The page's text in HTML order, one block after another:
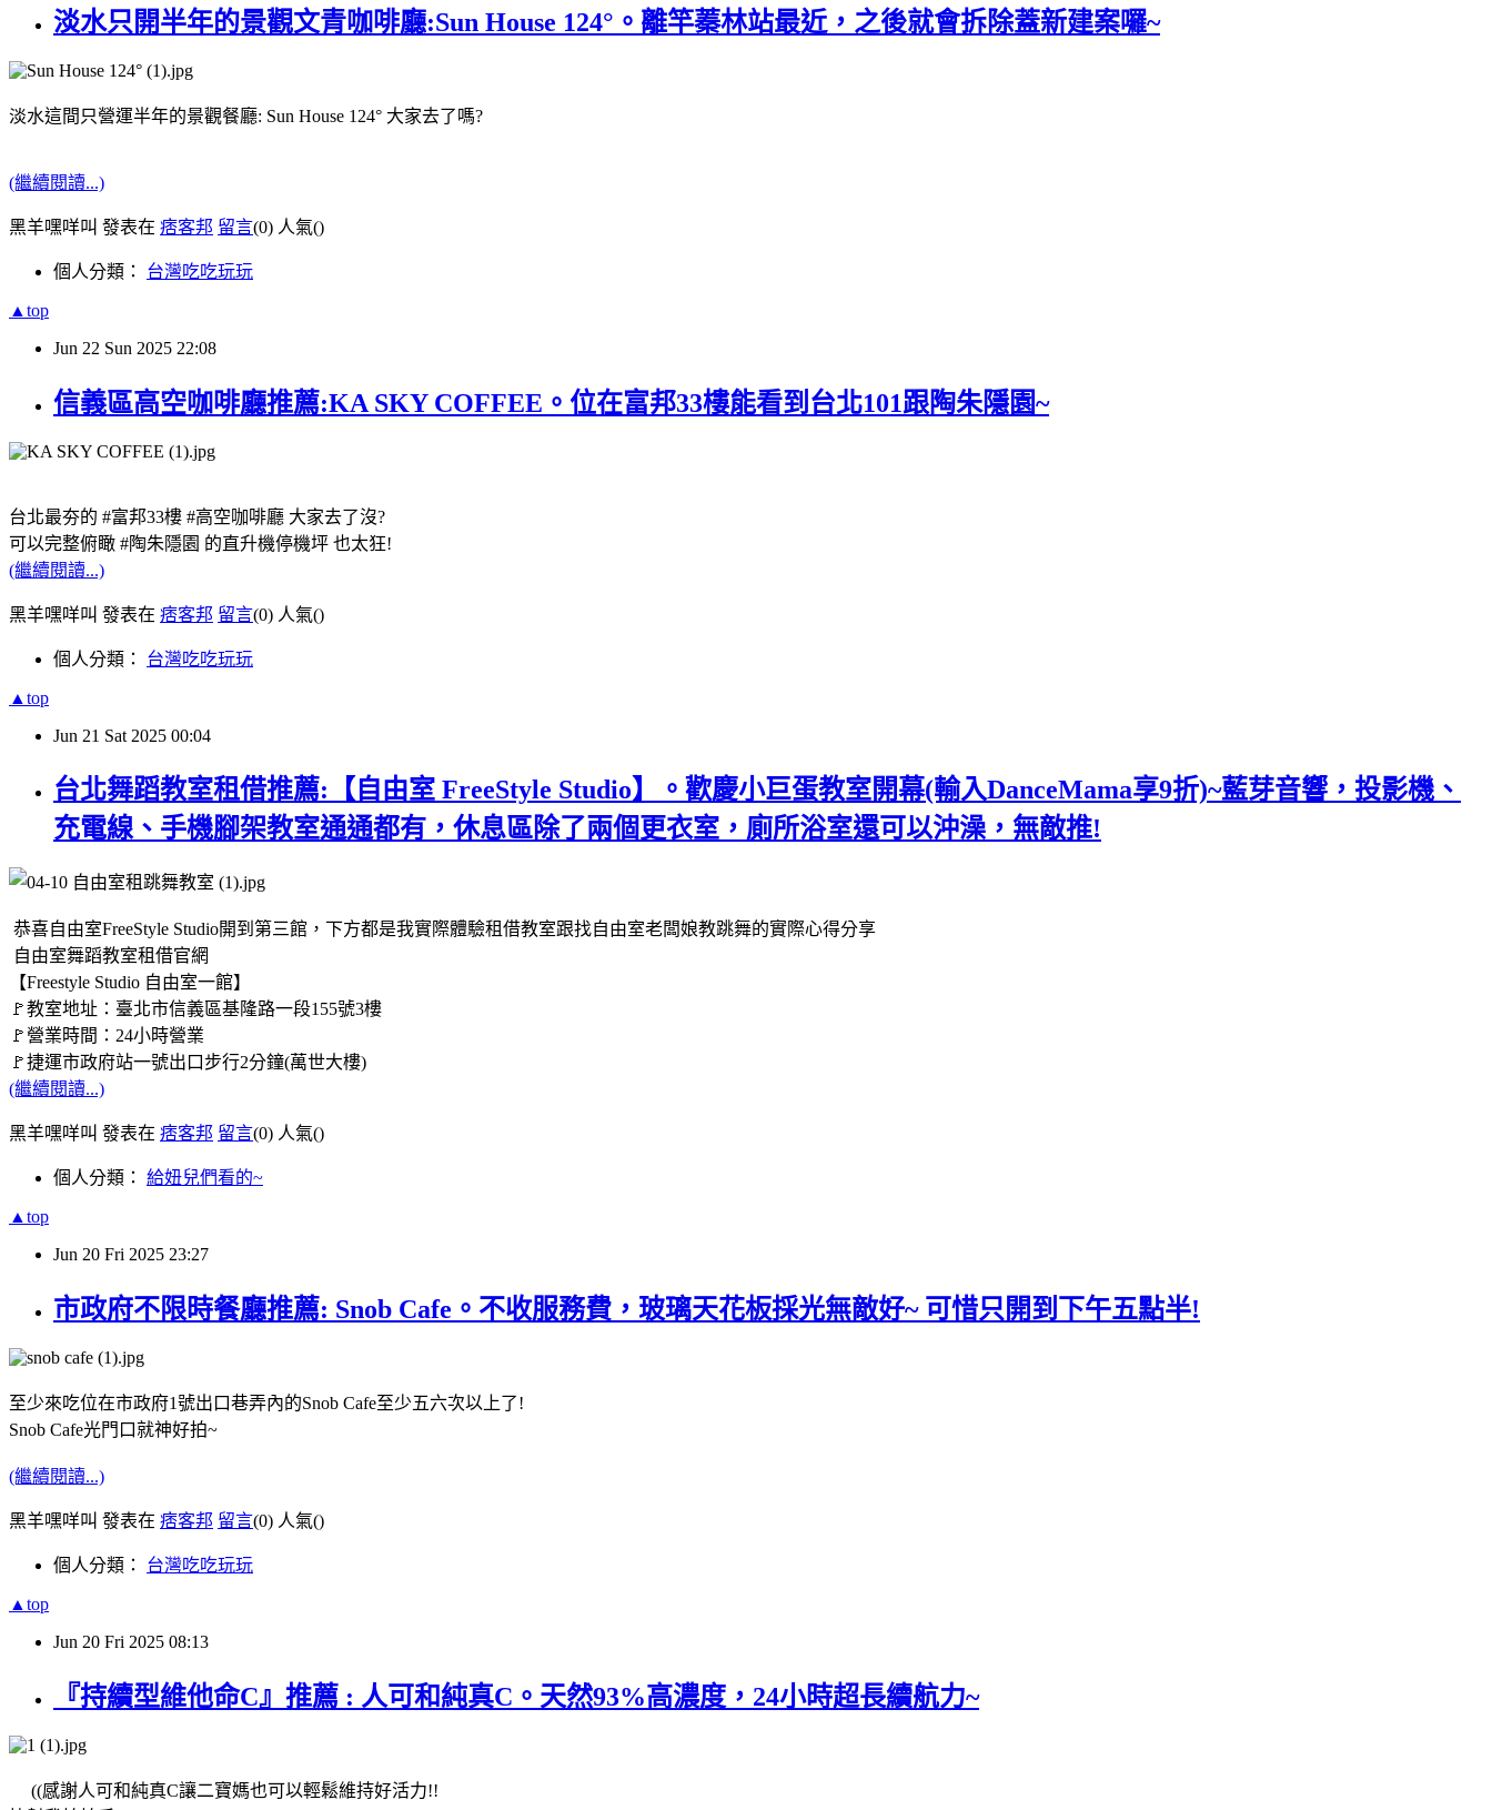
淡水只開半年的景觀文青咖啡廳:Sun House 124°。離竿蓁林站最近，之後就會拆除蓋新建案囉~
淡水這間只營運半年的景觀餐廳: Sun House 124° 大家去了嗎?
(繼續閱讀...)
黑羊嘿咩叫 發表在 痞客邦 留言(0) 人氣()
個人分類： 台灣吃吃玩玩
▲top
Jun 22 Sun 2025 22:08
信義區高空咖啡廳推薦:KA SKY COFFEE。位在富邦33樓能看到台北101跟陶朱隱園~
台北最夯的 #富邦33樓 #高空咖啡廳 大家去了沒?
可以完整俯瞰 #陶朱隱園 的直升機停機坪 也太狂!
(繼續閱讀...)
黑羊嘿咩叫 發表在 痞客邦 留言(0) 人氣()
個人分類： 台灣吃吃玩玩
▲top
Jun 21 Sat 2025 00:04
台北舞蹈教室租借推薦:【自由室 FreeStyle Studio】。歡慶小巨蛋教室開幕(輸入DanceMama享9折)~藍芽音響，投影機、
充電線、手機腳架教室通通都有，休息區除了兩個更衣室，廁所浴室還可以沖澡，無敵推!
恭喜自由室FreeStyle Studio開到第三館，下方都是我實際體驗租借教室跟找自由室老闆娘教跳舞的實際心得分享
自由室舞蹈教室租借官網
【Freestyle Studio 自由室一館】
🚩教室地址：臺北市信義區基隆路一段155號3樓
🚩營業時間：24小時營業
🚩捷運市政府站一號出口步行2分鐘(萬世大樓)
(繼續閱讀...)
黑羊嘿咩叫 發表在 痞客邦 留言(0) 人氣()
個人分類： 給妞兒們看的~
▲top
Jun 20 Fri 2025 23:27
市政府不限時餐廳推薦: Snob Cafe。不收服務費，玻璃天花板採光無敵好~ 可惜只開到下午五點半!
至少來吃位在市政府1號出口巷弄內的Snob Cafe至少五六次以上了!
Snob Cafe光門口就神好拍~
(繼續閱讀...)
黑羊嘿咩叫 發表在 痞客邦 留言(0) 人氣()
個人分類： 台灣吃吃玩玩
▲top
Jun 20 Fri 2025 08:13
『持續型維他命C』推薦 : 人可和純真C。天然93%高濃度，24小時超長續航力~
((感謝人可和純真C讓二寶媽也可以輕鬆維持好活力!!